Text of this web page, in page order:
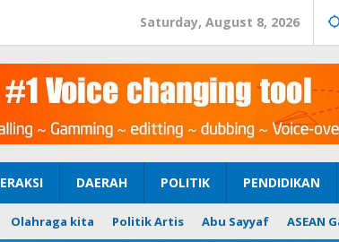
Saturday, August 8, 2026
DAERAH POLITIK PENDIDIKAN
Olahraga kita Politik Artis Abu Sayyaf ASEAN